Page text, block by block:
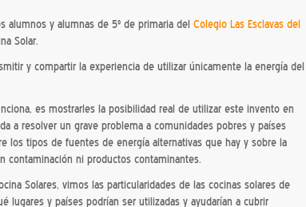
alumnos y alumnas de 5º de primaria del Colegio Las Esclavas del
Solar.
y compartir la experiencia de utilizar únicamente la energía del
es mostrarles la posibilidad real de utilizar este invento en
a resolver un grave problema a comunidades pobres y países
los tipos de fuentes de energía alternativas que hay y sobre la
contaminación ni productos contaminantes.
Solares, vimos las particularidades de las cocinas solares de
lugares y países podrían ser utilizadas y ayudarían a cubrir